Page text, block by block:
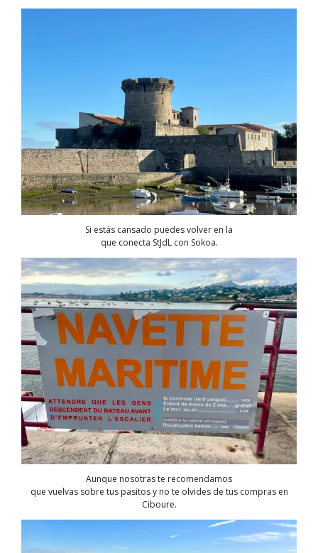
Si estás cansado puedes volver en la
que conecta StJdL con Sokoa.
Aunque nosotras te recomendamos
que vuelvas sobre tus pasitos y no te olvides de tus compras en
Ciboure.